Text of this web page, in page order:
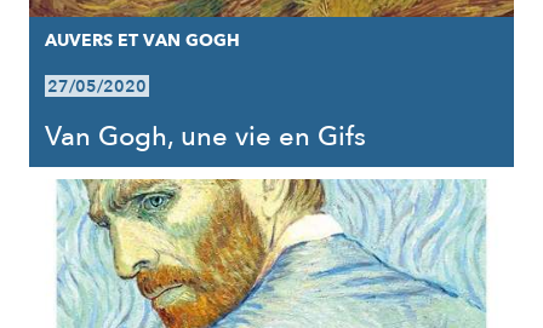
AUVERS ET VAN GOGH
27/05/2020
Van Gogh, une vie en Gifs